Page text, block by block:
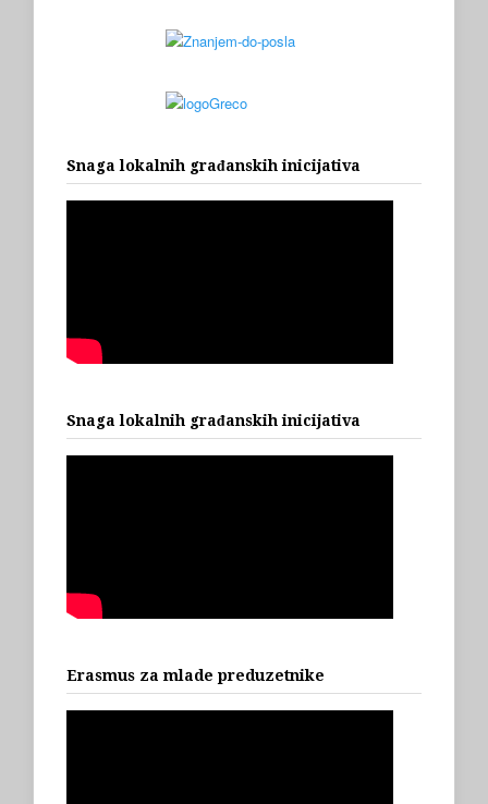
Snaga lokalnih građanskih inicijativa
Snaga lokalnih građanskih inicijativa
Erasmus za mlade preduzetnike